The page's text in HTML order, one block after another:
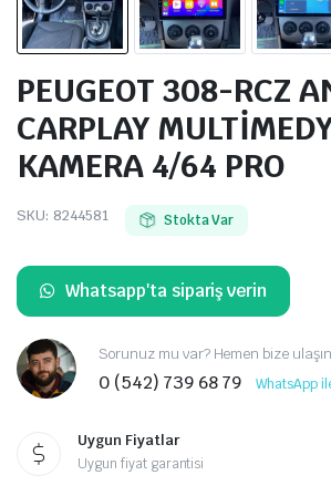
PEUGEOT 308-RCZ
CARPLAY
KAMERA 4/64 PRO
SKU: 8244581 Stokta Var
Whatsapp'ta sipariş verin
Sorunuz mu var? Hemen bize ulaşın
0 (542) 739 68 79 WhatsApp
Uygun Fiyatlar
Uygun fiyat garantisi